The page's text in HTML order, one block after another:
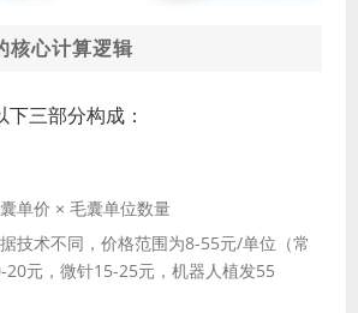
核心计算逻辑
三部分构成：
囊单价 × 毛囊单位数量
据技术不同，价格范围为8-55元/单位（常
20元，微针15-25元，机器人植发55